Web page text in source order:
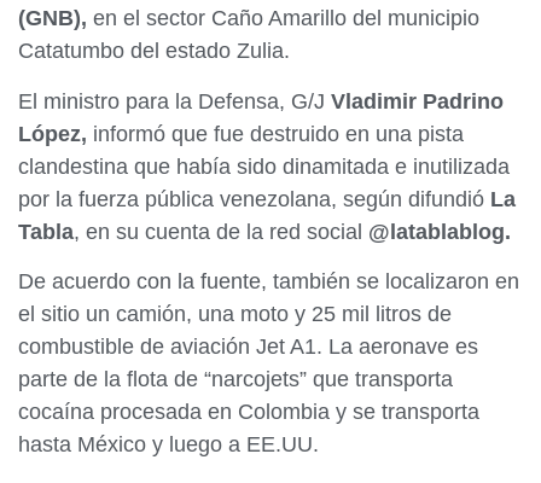
(GNB), en el sector Caño Amarillo del municipio
Catatumbo del estado Zulia.
El ministro para la Defensa, G/J Vladimir Padrino
López, informó que fue destruido en una pista
clandestina que había sido dinamitada e inutilizada
por la fuerza pública venezolana, según difundió La
Tabla, en su cuenta de la red social @latablablog.
De acuerdo con la fuente, también se localizaron en
el sitio un camión, una moto y 25 mil litros de
combustible de aviación Jet A1. La aeronave es
parte de la flota de “narcojets” que transporta
cocaína procesada en Colombia y se transporta
hasta México y luego a EE.UU.